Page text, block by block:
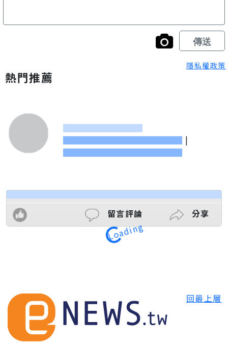
隱私權政策
熱門推薦
|
留言評論 分享
Loading
回最上層